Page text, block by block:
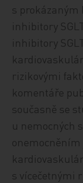
s
inhibitory
inhibitory
rizikovými
komentáře
současně se
u nemocných
onemocněním
s vícečetnými